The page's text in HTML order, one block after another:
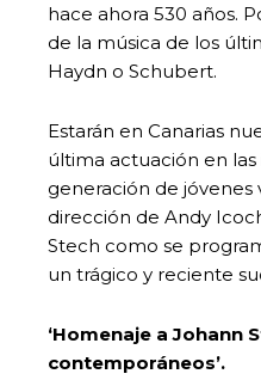
hace ahora 530 años.
de la música de los
Haydn o Schubert.
Estarán en Canarias
última actuación en las
generación de jóvenes
dirección de Andy
Stech como se
un trágico y reciente
‘Homenaje a Johann
contemporáneos’.